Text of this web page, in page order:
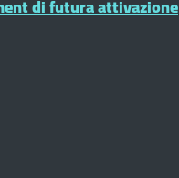
di futura attivazione